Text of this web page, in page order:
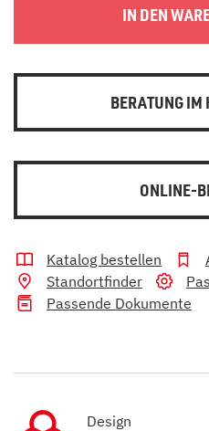
IN DEN
BERATUNG
ONLINE-
Katalog bestellen
Standortfinder
Passende Dokumente
Design